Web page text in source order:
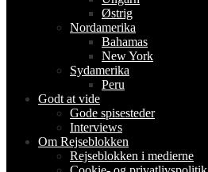
Østrig
Nordamerika
Bahamas
New York
Sydamerika
Peru
Godt at vide
Gode spisesteder
Interviews
Om Rejseblokken
Rejseblokken i medierne